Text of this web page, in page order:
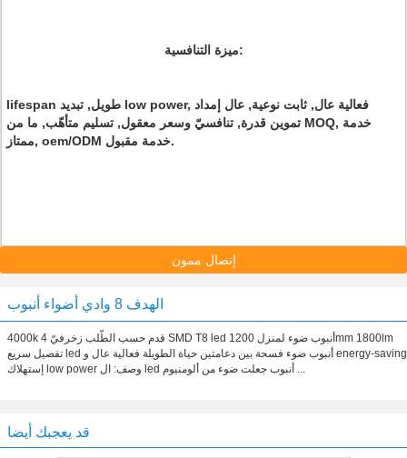
ميزة التنافسية:
lifespan طويل, تبديد low power, فعالية عال, ثابت نوعية, عال إمداد
تموين قدرة, تنافسيّ وسعر معقول, تسليم متأهّب, ما من MOQ, خدمة
ممتاز, oem/ODM خدمة مقبول.
إتصال ممون
الهدف 8 وادي أضواء أنبوب
4000k 4 قدم حسب الطّلب زخرفيّ SMD T8 led أنبوب ضوء لمنزل 1200mm 1800lm
تفصيل سريع led أنبوب ضوء فسحة بين دعامتين حياة الطويلة فعالية عال و energy-saving
إستهلاك low power وصف: ال led أنبوب جعلت ضوء من ألومنيوم ...
قد يعجبك أيضا